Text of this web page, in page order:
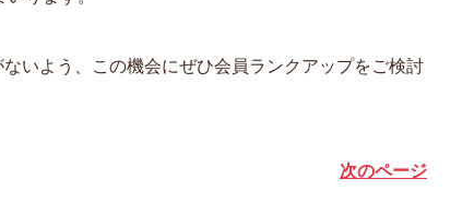
いよう、この機会にぜひ会員ランクアップをご検討
次のページ